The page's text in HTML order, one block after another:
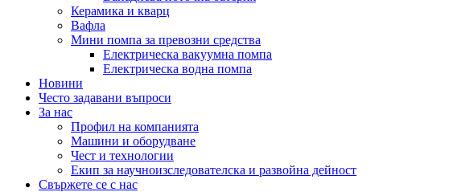
Керамика и кварц
Вафла
Мини помпа за превозни средства
Електрическа вакуумна помпа
Електрическа водна помпа
Новини
Често задавани въпроси
За нас
Профил на компанията
Машини и оборудване
Чест и технологии
Екип за научноизследователска и развойна дейност
Свържете се с нас